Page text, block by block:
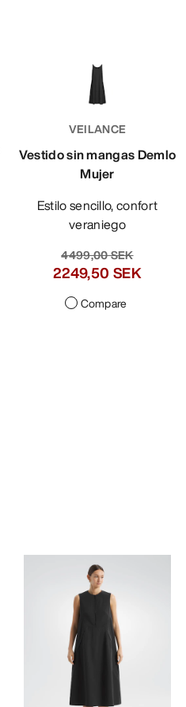
VEILANCE
Vestido sin mangas Demlo
Mujer
Estilo sencillo, confort
veraniego
4499,00 SEK
2249,50 SEK
Compare